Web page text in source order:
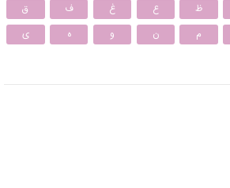
ظ ع غ ف
ق
م ن و ه ی